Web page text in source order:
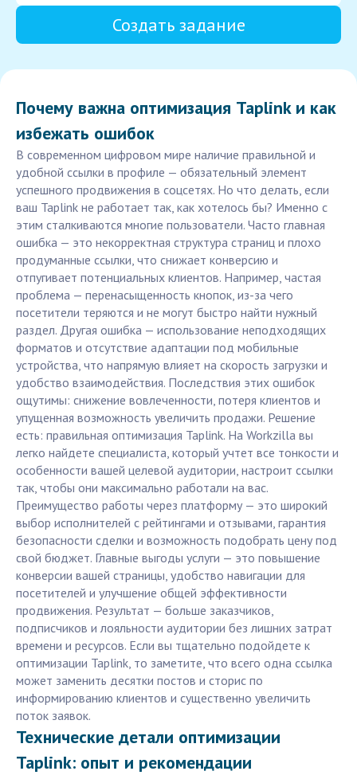
Создать задание
Почему важна оптимизация Taplink и как
избежать ошибок
В современном цифровом мире наличие правильной и
удобной ссылки в профиле — обязательный элемент
успешного продвижения в соцсетях. Но что делать, если
ваш Taplink не работает так, как хотелось бы? Именно с
этим сталкиваются многие пользователи. Часто главная
ошибка — это некорректная структура страниц и плохо
продуманные ссылки, что снижает конверсию и
отпугивает потенциальных клиентов. Например, частая
проблема — перенасыщенность кнопок, из-за чего
посетители теряются и не могут быстро найти нужный
раздел. Другая ошибка — использование неподходящих
форматов и отсутствие адаптации под мобильные
устройства, что напрямую влияет на скорость загрузки и
удобство взаимодействия. Последствия этих ошибок
ощутимы: снижение вовлеченности, потеря клиентов и
упущенная возможность увеличить продажи. Решение
есть: правильная оптимизация Taplink. На Workzilla вы
легко найдете специалиста, который учтет все тонкости и
особенности вашей целевой аудитории, настроит ссылки
так, чтобы они максимально работали на вас.
Преимущество работы через платформу — это широкий
выбор исполнителей с рейтингами и отзывами, гарантия
безопасности сделки и возможность подобрать цену под
свой бюджет. Главные выгоды услуги — это повышение
конверсии вашей страницы, удобство навигации для
посетителей и улучшение общей эффективности
продвижения. Результат — больше заказчиков,
подписчиков и лояльности аудитории без лишних затрат
времени и ресурсов. Если вы тщательно подойдете к
оптимизации Taplink, то заметите, что всего одна ссылка
может заменить десятки постов и сторис по
информированию клиентов и существенно увеличить
поток заявок.
Технические детали оптимизации
Taplink: опыт и рекомендации